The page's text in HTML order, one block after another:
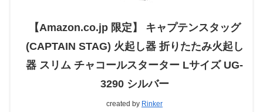
【Amazon.co.jp 限定】 キャプテンスタッグ
(CAPTAIN STAG) 火起し器 折りたたみ火起し
器 スリム チャコールスターター Lサイズ UG-
3290 シルバー
created by Rinker